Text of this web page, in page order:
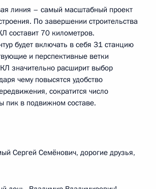
линия – самый масштабный проект
По завершении строительства
составит 70 километров.
будет включать в себя 31 станцию
и перспективные ветки
значительно расширит выбор
чему повысятся удобство
сократится число
пик в подвижном составе.
Сергей Семёнович, дорогие друзья,